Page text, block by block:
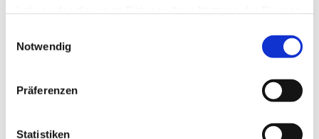
Notwendig
Präferenzen
Statistiken